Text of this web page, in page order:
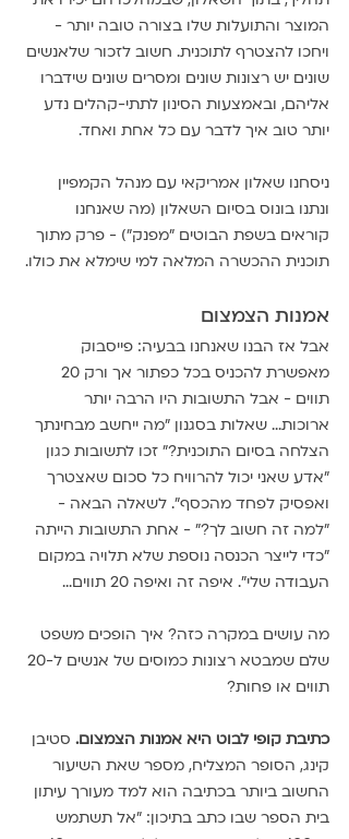
המוצר והתועלות שלו בצורה טובה יותר -
ויחכו להצטרף לתוכנית. חשוב לזכור שלאנשים
שונים יש רצונות שונים ומסרים שונים שידברו
אליהם, ובאמצעות הסינון לתתי-קהלים נדע
יותר טוב איך לדבר עם כל אחת ואחד.
ניסחנו שאלון אמריקאי עם מנהל הקמפיין
ונתנו בונוס בסיום השאלון (מה שאנחנו
קוראים בשפת הבוטים "מפנק") - פרק מתוך
תוכנית ההכשרה המלאה למי שימלא את כולו.
אמנות הצמצום
אבל אז הבנו שאנחנו בבעיה: פייסבוק
תווים - אבל התשובות היו הרבה יותר
ארוכות... שאלות בסגנון "מה ייחשב מבחינתך
הצלחה בסיום התוכנית?" זכו לתשובות כגון
"אדע שאני יכול להרוויח כל סכום שאצטרך
ואפסיק לפחד מהכסף". לשאלה הבאה -
"למה זה חשוב לך?" - אחת התשובות הייתה
"כדי לייצר הכנסה נוספת שלא תלויה במקום
העבודה שלי". איפה זה ואיפה 20 תווים...
מה עושים במקרה כזה? איך הופכים משפט
תווים או פחות?
כתיבת קופי לבוט היא אמנות הצמצום. סטיבן
קינג, הסופר המצליח, מספר שאת השיעור
החשוב ביותר בכתיבה הוא למד מעורך עיתון
בית הספר שבו כתב בתיכון: "אל תשתמש